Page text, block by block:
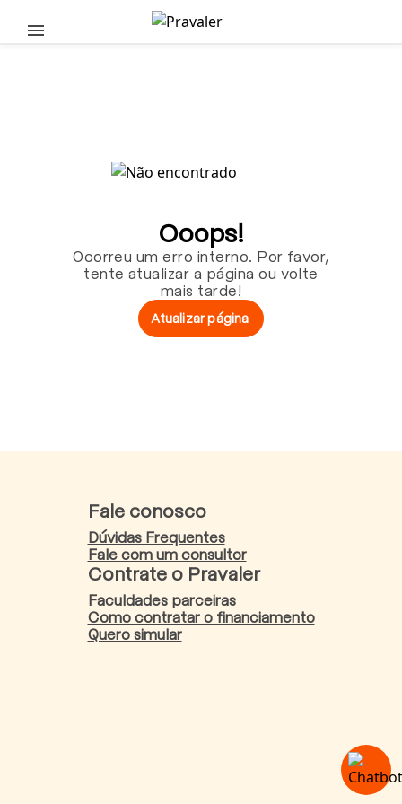
Pular para o conteúdo principal
Ooops!
Ocorreu um erro interno. Por favor,
tente atualizar a página ou volte
mais tarde!
Atualizar página
Fale conosco
Dúvidas Frequentes
Fale com um consultor
Contrate o Pravaler
Faculdades parceiras
Como contratar o financiamento
Quero simular